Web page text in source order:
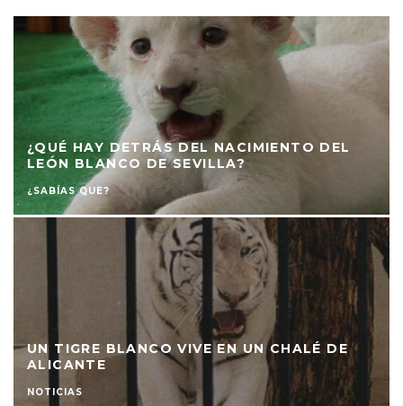
¿QUÉ HAY DETRÁS DEL NACIMIENTO DEL
LEÓN BLANCO DE SEVILLA?
¿SABÍAS QUE?
UN TIGRE BLANCO VIVE EN UN CHALÉ DE
ALICANTE
NOTICIAS